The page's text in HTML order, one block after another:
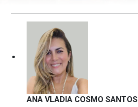
ANA VLADIA COSMO SANTOS